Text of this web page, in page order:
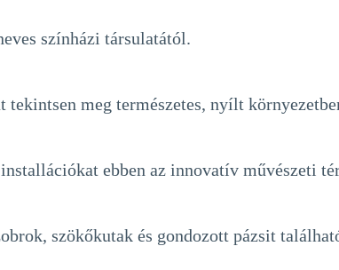
színházi társulatától.
meg természetes, nyílt
ebben az innovatív művészeti
szökőkutak és gondozott pázsit